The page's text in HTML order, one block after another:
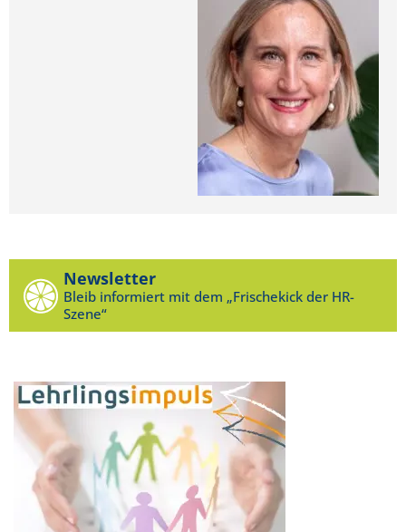
Newsletter
Bleib informiert mit dem „Frischekick der HR-
Szene“